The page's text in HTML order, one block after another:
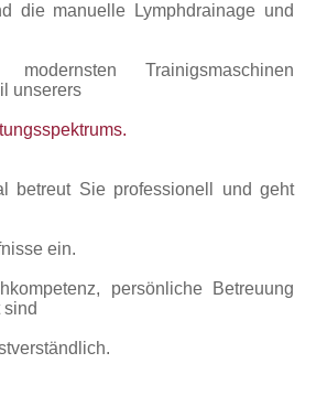
die manuelle Lymphdrainage und
Trainigsmaschinen
unserers
betreut Sie professionell und geht
ein.
persönliche Betreuung